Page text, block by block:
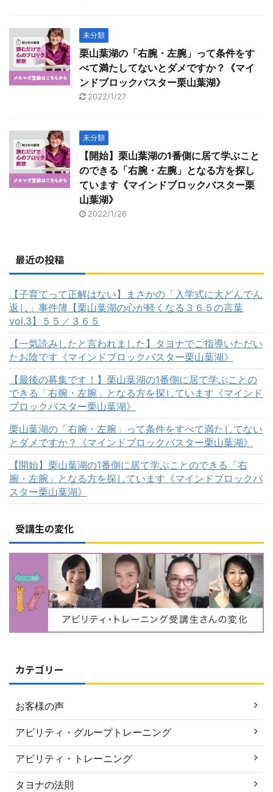
未分類
栗山葉湖の「右腕・左腕」って条件をす
べて満たしてないとダメですか？《マイ
ンドブロックバスター栗山葉湖》
2022/1/27
未分類
【開始】栗山葉湖の1番側に居て学ぶこと
のできる「右腕・左腕」となる方を探し
ています《マインドブロックバスター栗
山葉湖》
2022/1/26
最近の投稿
【子育てって正解はない】まさかの「入学式に大どんでん
返し」事件簿【栗山葉湖の心が軽くなる３６５の言葉
vol.3】５５／３６５
【一気読みしたと言われました】タヨナでご指導いただい
たお陰です《マインドブロックバスター栗山葉湖》
【最後の募集です！】栗山葉湖の1番側に居て学ぶことの
できる「右腕・左腕」となる方を探しています《マインド
ブロックバスター栗山葉湖》
栗山葉湖の「右腕・左腕」って条件をすべて満たしてない
とダメですか？《マインドブロックバスター栗山葉湖》
【開始】栗山葉湖の1番側に居て学ぶことのできる「右
腕・左腕」となる方を探しています《マインドブロックバ
スター栗山葉湖》
受講生の変化
カテゴリー
お客様の声
アビリティ・グループトレーニング
アビリティ・トレーニング
タヨナの法則